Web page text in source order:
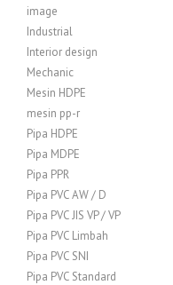
image
Industrial
Interior design
Mechanic
Mesin HDPE
mesin pp-r
Pipa HDPE
Pipa MDPE
Pipa PPR
Pipa PVC AW / D
Pipa PVC JIS VP / VP
Pipa PVC Limbah
Pipa PVC SNI
Pipa PVC Standard